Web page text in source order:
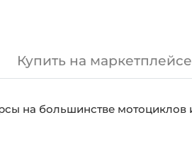
Купить на маркетплейсе
на большинстве мотоциклов